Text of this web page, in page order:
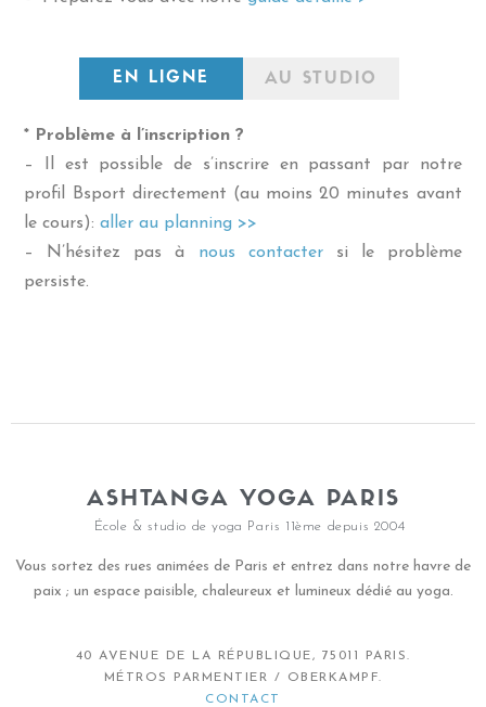
EN LIGNE AU STUDIO
* Problème à l’inscription ?
– Il est possible de s’inscrire en passant par notre
profil Bsport directement (au moins 20 minutes avant
le cours):aller au planning >>
– N’hésitez pas à nous contactersi le problème
persiste.
ASHTANGA YOGA PARIS
École & studio de yoga Paris 11ème depuis 2004
Vous sortez des rues animées de Paris et entrez dans notre havre de
paix ; un espace paisible, chaleureux et lumineux dédié au yoga.
40 AVENUE DE LA RÉPUBLIQUE, 75011 PARIS.
MÉTROS PARMENTIER / OBERKAMPF.
CONTACT